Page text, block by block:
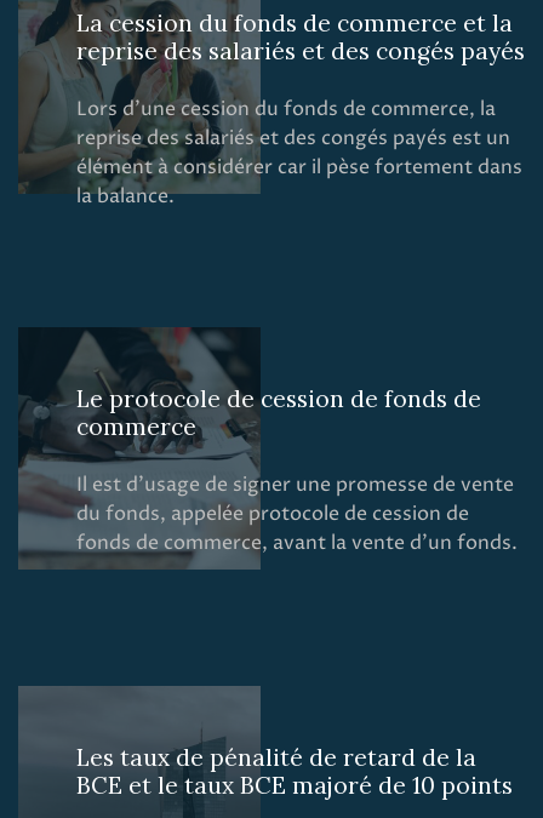
La cession du fonds de commerce et la
reprise des salariés et des congés payés
Lors d’une cession du fonds de commerce, la
reprise des salariés et des congés payés est un
élément à considérer car il pèse fortement dans
la balance.
Le protocole de cession de fonds de
commerce
Il est d’usage de signer une promesse de vente
du fonds, appelée protocole de cession de
fonds de commerce, avant la vente d’un fonds.
Les taux de pénalité de retard de la
BCE et le taux BCE majoré de 10 points